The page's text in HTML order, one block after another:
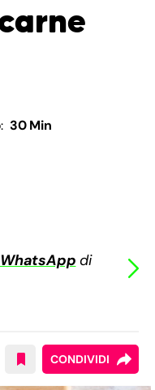
30 Min
di
CONDIVIDI